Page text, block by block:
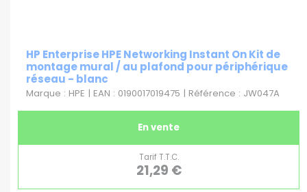
HP Enterprise HPE Networking Instant On Kit de
montage mural / au plafond pour périphérique
réseau - blanc
Marque : HPE | EAN : 0190017019475 | Référence : JW047A
En vente
Tarif T.T.C.
21,29 €